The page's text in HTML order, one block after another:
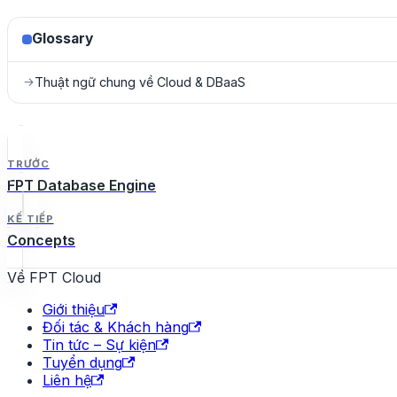
Glossary
→Thuật ngữ chung về Cloud & DBaaS
TRƯỚC
FPT Database Engine
KẾ TIẾP
Concepts
Về FPT Cloud
Giới thiệu
Đối tác & Khách hàng
Tin tức – Sự kiện
Tuyển dụng
Liên hệ